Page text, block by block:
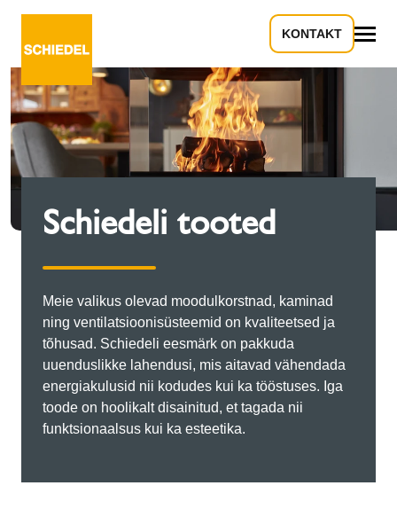
KONTAKT
Schiedeli tooted
Meie valikus olevad moodulkorstnad, kaminad
ning ventilatsioonisüsteemid on kvaliteetsed ja
tõhusad. Schiedeli eesmärk on pakkuda
uuenduslikke lahendusi, mis aitavad vähendada
energiakulusid nii kodudes kui ka tööstuses. Iga
toode on hoolikalt disainitud, et tagada nii
funktsionaalsus kui ka esteetika.